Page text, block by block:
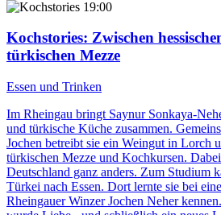
19:00
Kochstories: Zwischen
türkischen Mezze
Essen und Trinken
Im Rheingau bringt Saynur Sonkaya-
und türkische Küche zusammen.
Jochen betreibt sie ein Weingut in Lorch
türkischen Mezze und Kochkursen.
Deutschland ganz anders. Zum Studium
Türkei nach Essen. Dort lernte sie bei
Rheingauer Winzer Jochen Neher